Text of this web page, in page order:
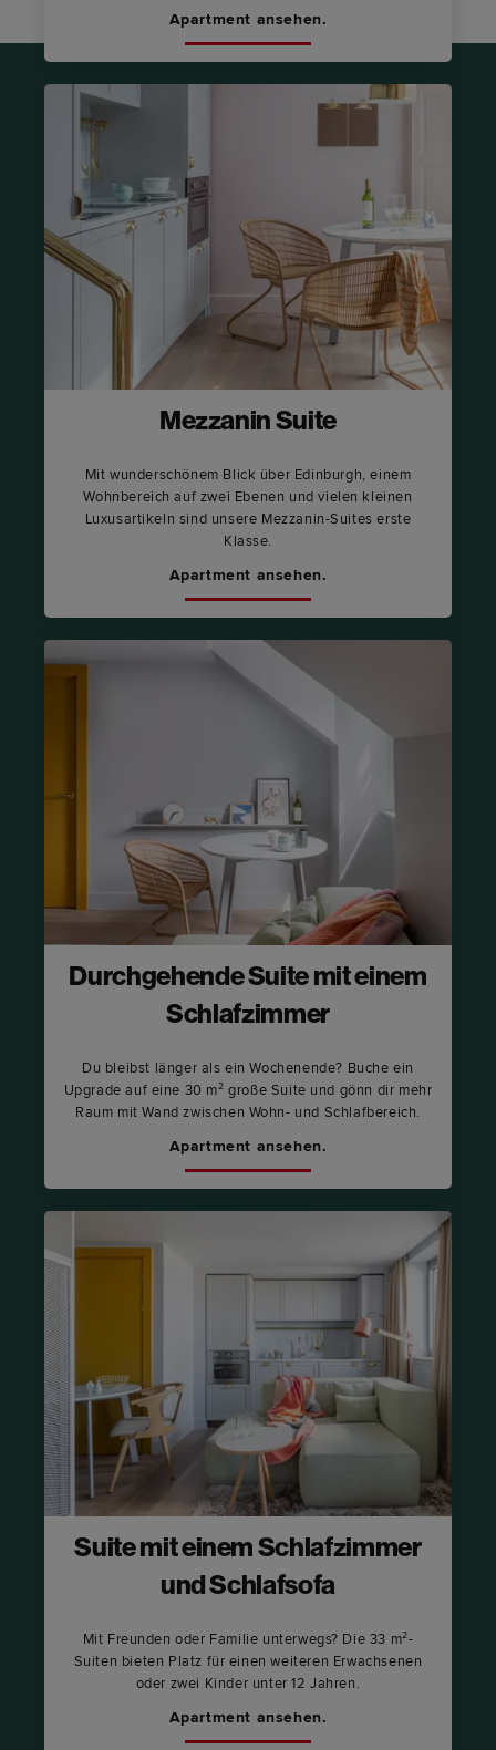
Apartment ansehen.
Mezzanin Suite
Mit wunderschönem Blick über Edinburgh, einem
Wohnbereich auf zwei Ebenen und vielen kleinen
Luxusartikeln sind unsere Mezzanin-Suites erste
Klasse.
Apartment ansehen.
Durchgehende Suite mit einem
Schlafzimmer
Du bleibst länger als ein Wochenende? Buche ein
Upgrade auf eine 30 m² große Suite und gönn dir mehr
Raum mit Wand zwischen Wohn- und Schlafbereich.
Apartment ansehen.
Suite mit einem Schlafzimmer
und Schlafsofa
Mit Freunden oder Familie unterwegs? Die 33 m²-
Suiten bieten Platz für einen weiteren Erwachsenen
oder zwei Kinder unter 12 Jahren.
Apartment ansehen.